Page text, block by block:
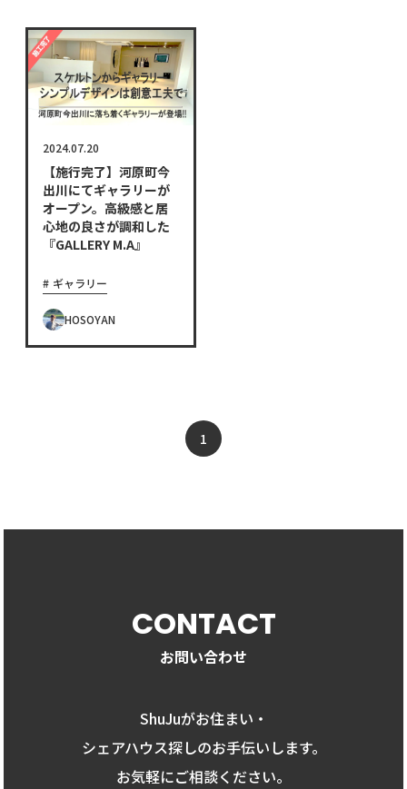
2024.07.20
【施行完了】河原町今
出川にてギャラリーが
オープン。高級感と居
心地の良さが調和した
『GALLERY M.A』
ギャラリー
HOSOYAN
1
CONTACT
お問い合わせ
ShuJuがお住まい・
シェアハウス探しのお手伝いします。
お気軽にご相談ください。